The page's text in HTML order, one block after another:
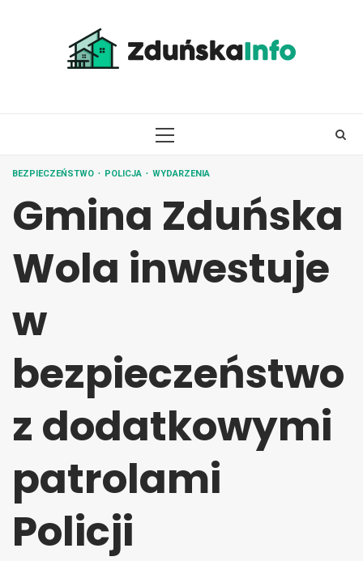
PRIMARY
BEZPIECZEŃSTWO POLICJA WYDARZENIA
Gmina Zduńska
Wola inwestuje
w
bezpieczeństwo
z dodatkowymi
patrolami
Policji